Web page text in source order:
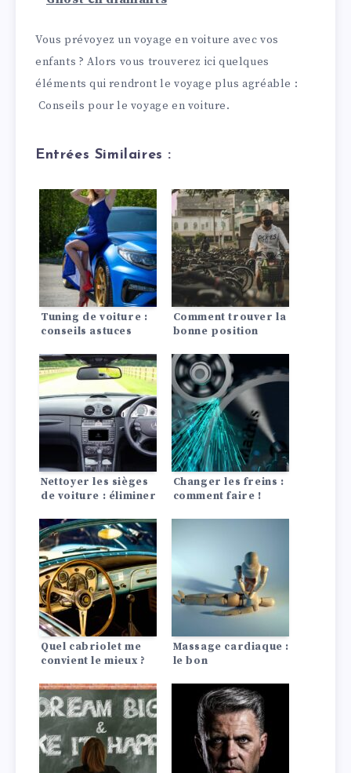
Vous prévoyez un voyage en voiture avec vos
enfants ? Alors vous trouverez ici quelques
éléments qui rendront le voyage plus agréable :
Conseils pour le voyage en voiture.
Entrées Similaires :
Tuning de voiture :
conseils astuces
Comment trouver la
bonne position
Nettoyer les sièges
de voiture : éliminer
remèdes maison
Changer les freins :
comment faire !
Quel cabriolet me
convient le mieux ?
Massage cardiaque :
le bon
cas d’urgence